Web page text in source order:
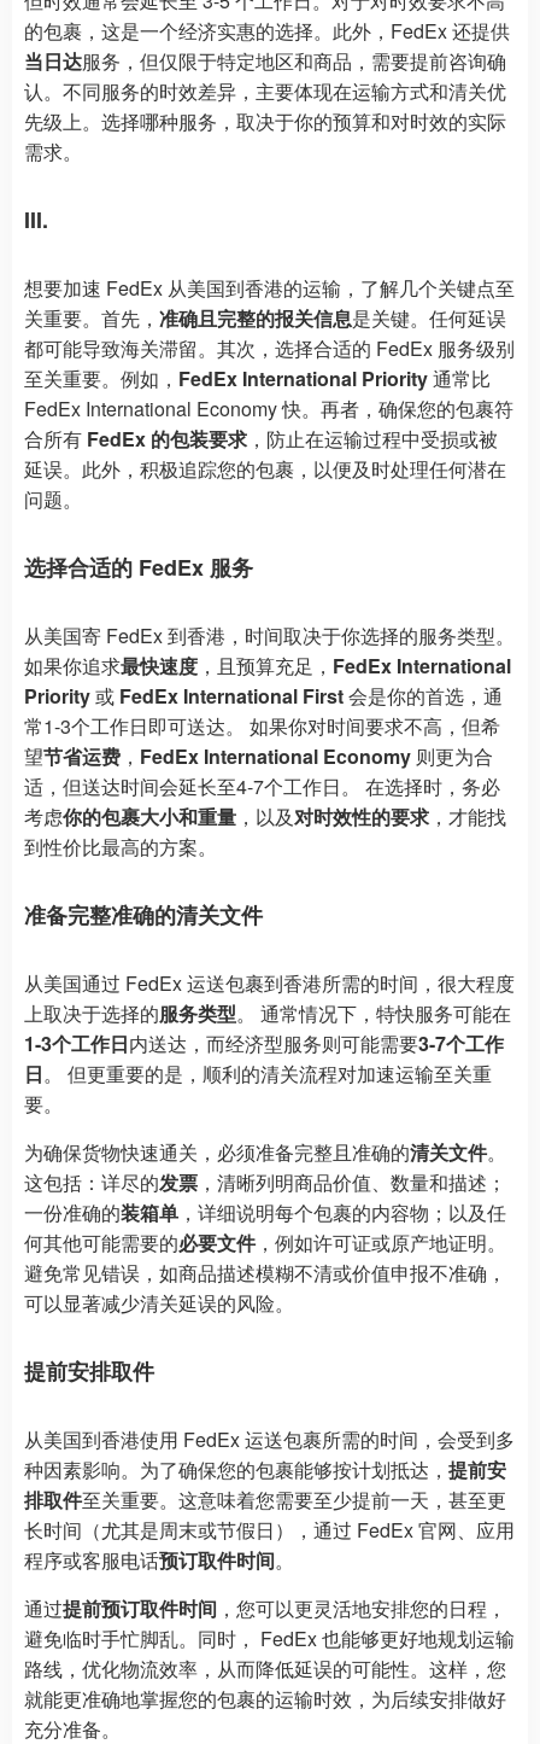
的包裹，这是一个经济实惠的选择。此外，FedEx 还提供
当日达服务，但仅限于特定地区和商品，需要提前咨询确
认。不同服务的时效差异，主要体现在运输方式和清关优
先级上。选择哪种服务，取决于你的预算和对时效的实际
需求。
III.
想要加速 FedEx 从美国到香港的运输，了解几个关键点至
关重要。首先， 准确且完整的报关信息是关键。任何延误
都可能导致海关滞留。其次，选择合适的 FedEx 服务级别
至关重要。例如， FedEx International Priority通常比
FedEx International Economy 快。再者，确保您的包裹符
合所有 FedEx 的包装要求 ，防止在运输过程中受损或被
延误。此外，积极追踪您的包裹，以便及时处理任何潜在
问题。
选择合适的 FedEx 服务
从美国寄 FedEx 到香港，时间取决于你选择的服务类型。
如果你追求最快速度 ，且预算充足， FedEx International
Priority或 FedEx International First会是你的首选，通
常1-3个工作日即可送达。 如果你对时间要求不高，但希
望节省运费 ， FedEx International Economy 则更为合
适，但送达时间会延长至4-7个工作日。 在选择时，务必
考虑你的包裹大小和重量 ，以及对时效性的要求 ，才能找
到性价比最高的方案。
准备完整准确的清关文件
从美国通过 FedEx 运送包裹到香港所需的时间，很大程度
上取决于选择的服务类型。 通常情况下，特快服务可能在
1-3个工作日内送达，而经济型服务则可能需要3-7个工作
日。 但更重要的是，顺利的清关流程对加速运输至关重
要。
为确保货物快速通关，必须准备完整且准确的清关文件。
这包括：详尽的发票 ，清晰列明商品价值、数量和描述；
一份准确的装箱单 ，详细说明每个包裹的内容物；以及任
何其他可能需要的必要文件，例如许可证或原产地证明。
避免常见错误，如商品描述模糊不清或价值申报不准确，
可以显著减少清关延误的风险。
提前安排取件
从美国到香港使用 FedEx 运送包裹所需的时间，会受到多
种因素影响。为了确保您的包裹能够按计划抵达， 提前安
排取件至关重要。这意味着您需要至少提前一天，甚至更
长时间（尤其是周末或节假日），通过 FedEx 官网、应用
程序或客服电话预订取件时间。
通过提前预订取件时间 ，您可以更灵活地安排您的日程，
避免临时手忙脚乱。同时， FedEx 也能够更好地规划运输
路线，优化物流效率，从而降低延误的可能性。这样，您
就能更准确地掌握您的包裹的运输时效，为后续安排做好
充分准备。